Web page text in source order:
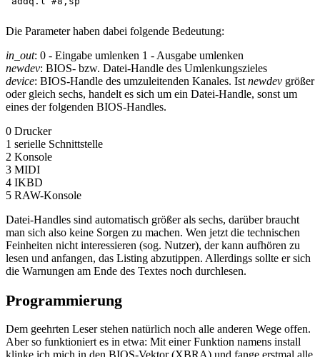
Die Parameter haben dabei folgende Bedeutung:
in_out: 0 - Eingabe umlenken 1 - Ausgabe umlenken
newdev: BIOS- bzw. Datei-Handle des Umlenkungszieles
device: BIOS-Handle des umzuleitenden Kanales. Ist newdev größer
oder gleich sechs, handelt es sich um ein Datei-Handle, sonst um
eines der folgenden BIOS-Handles.
0 Drucker
1 serielle Schnittstelle
2 Konsole
3 MIDI
4 IKBD
5 RAW-Konsole
Datei-Handles sind automatisch größer als sechs, darüber braucht
man sich also keine Sorgen zu machen. Wen jetzt die technischen
Feinheiten nicht interessieren (sog. Nutzer), der kann aufhören zu
lesen und anfangen, das Listing abzutippen. Allerdings sollte er sich
die Warnungen am Ende des Textes noch durchlesen.
Programmierung
Dem geehrten Leser stehen natürlich noch alle anderen Wege offen.
Aber so funktioniert es in etwa: Mit einer Funktion namens install